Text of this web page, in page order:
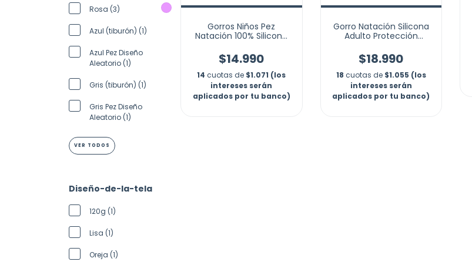
Rosa (3)
Azul (tiburón) (1)
Azul Pez Diseño
Aleatorio (1)
Gris (tiburón) (1)
Gris Pez Diseño
Aleatorio (1)
VER TODOS
Diseño-de-la-tela
120g (1)
Lisa (1)
Oreja (1)
Gorros Niños Pez
Natación 100% Silicona
$14.990
14 cuotas de $1.071 (los
intereses serán
aplicados por tu banco)
Gorro Natación Silicona
Adulto Protección
Shurkby
$18.990
18 cuotas de $1.055 (los
intereses serán
aplicados por tu banco)